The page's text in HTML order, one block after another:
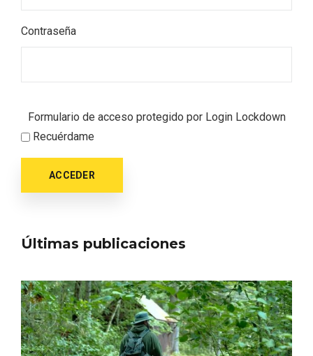
Contraseña
Formulario de acceso protegido por Login Lockdown
Recuérdame
ACCEDER
Últimas publicaciones
Itinerarios musicales en San Miguel del
Pino 2026